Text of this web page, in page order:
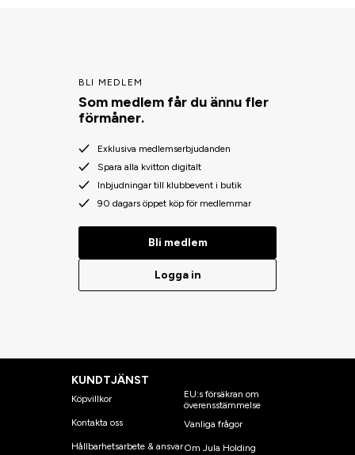
BLI MEDLEM
Som medlem får du ännu fler
förmåner.
Exklusiva medlemserbjudanden
Spara alla kvitton digitalt
Inbjudningar till klubbevent i butik
90 dagars öppet köp för medlemmar
Bli medlem
Logga in
KUNDTJÄNST
Köpvillkor
Kontakta oss
Hållbarhetsarbete & ansvar
EU:s försäkran om
överensstämmelse
Vanliga frågor
Om Jula Holding